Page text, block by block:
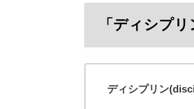
「ディシプ
ディシプリン